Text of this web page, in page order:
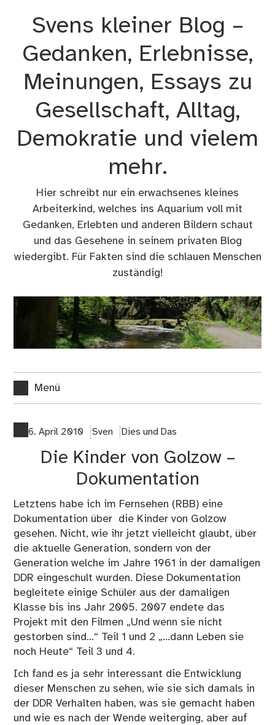
Svens kleiner Blog –
Gedanken, Erlebnisse,
Meinungen, Essays zu
Gesellschaft, Alltag,
Demokratie und vielem
mehr.
Hier schreibt nur ein erwachsenes kleines
Arbeiterkind, welches ins Aquarium voll mit
Gedanken, Erlebten und anderen Bildern schaut
und das Gesehene in seinem privaten Blog
wiedergibt. Für Fakten sind die schlauen Menschen
zuständig!
Menü
6. April 2010 Sven Dies und Das
Die Kinder von Golzow –
Dokumentation
Letztens habe ich im Fernsehen (RBB) eine
Dokumentation über die Kinder von Golzow
gesehen. Nicht, wie ihr jetzt vielleicht glaubt, über
die aktuelle Generation, sondern von der
Generation welche im Jahre 1961 in der damaligen
DDR eingeschult wurden. Diese Dokumentation
begleitete einige Schüler aus der damaligen
Klasse bis ins Jahr 2005. 2007 endete das
Projekt mit den Filmen „Und wenn sie nicht
gestorben sind…“ Teil 1 und 2 „…dann Leben sie
noch Heute“ Teil 3 und 4.
Ich fand es ja sehr interessant die Entwicklung
dieser Menschen zu sehen, wie sie sich damals in
der DDR Verhalten haben, was sie gemacht haben
und wie es nach der Wende weiterging, aber auf